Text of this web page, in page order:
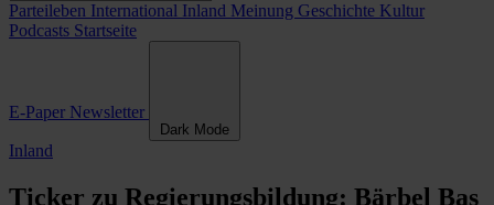
Parteileben International Inland Meinung Geschichte Kultur
Podcasts Startseite
E-Paper Newsletter
Dark Mode
Inland
Ticker zu Regierungsbildung: Bärbel Bas